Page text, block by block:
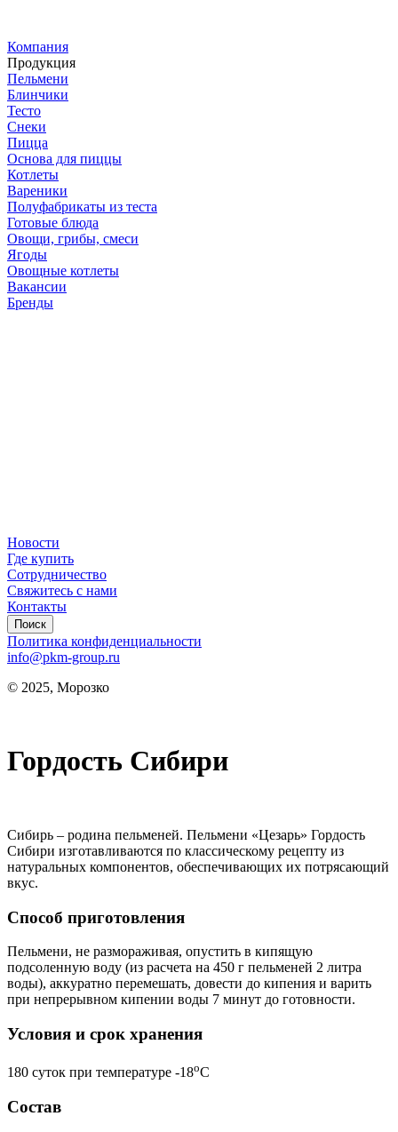
Компания
Продукция
Пельмени
Блинчики
Тесто
Снеки
Пицца
Основа для пиццы
Котлеты
Вареники
Полуфабрикаты из теста
Готовые блюда
Овощи, грибы, смеси
Ягоды
Овощные котлеты
Вакансии
Бренды
Новости
Где купить
Сотрудничество
Свяжитесь с нами
Контакты
Поиск
Политика конфиденциальности
info@pkm-group.ru
© 2025, Морозко
Гордость Сибири
Сибирь – родина пельменей. Пельмени «Цезарь» Гордость
Сибири изготавливаются по классическому рецепту из
натуральных компонентов, обеспечивающих их потрясающий
вкус.
Способ приготовления
Пельмени, не размораживая, опустить в кипящую
подсоленную воду (из расчета на 450 г пельменей 2 литра
воды), аккуратно перемешать, довести до кипения и варить
при непрерывном кипении воды 7 минут до готовности.
Условия и срок хранения
180 суток при температуре -18oС
Состав